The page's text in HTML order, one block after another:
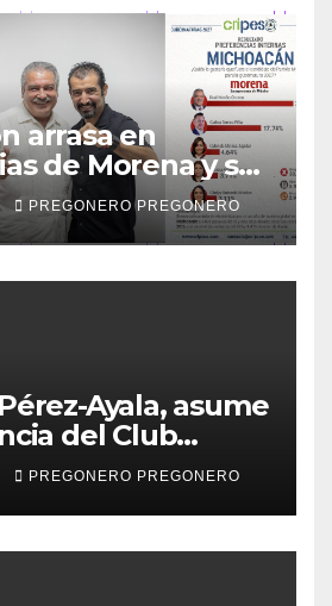
arrasa en
de Morena y se
la gubernatura
en 2027
PREGONERO PREGONERO
Ayala, asume
del Club
Industrial,
2026–2027
PREGONERO PREGONERO